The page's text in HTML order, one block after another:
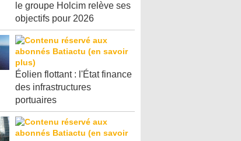
le groupe Holcim relève ses
objectifs pour 2026
Éolien flottant : l'État finance
des infrastructures
portuaires